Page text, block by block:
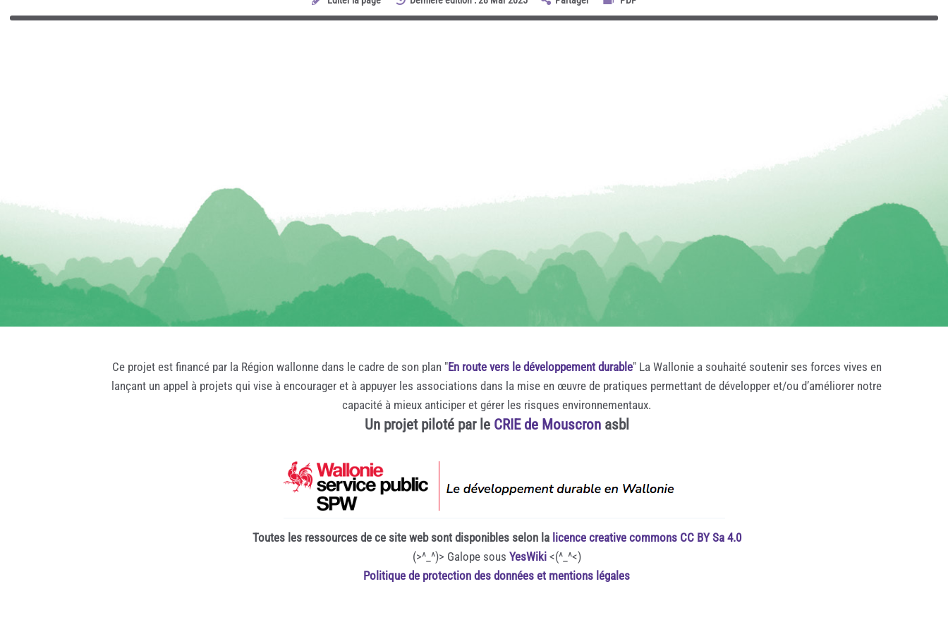
Ce projet est financé par la Région wallonne dans le cadre de son plan "En route vers le développement durable" La Wallonie a souhaité soutenir ses forces vives en
lançant un appel à projets qui vise à encourager et à appuyer les associations dans la mise en œuvre de pratiques permettant de développer et/ou d’améliorer notre
capacité à mieux anticiper et gérer les risques environnementaux.
Un projet piloté par le CRIE de Mouscronasbl
Toutes les ressources de ce site web sont disponibles selon la licence creative commons CC BY Sa 4.0
(>^_^)> Galope sous YesWiki<(^_^<)
Politique de protection des données et mentions légales